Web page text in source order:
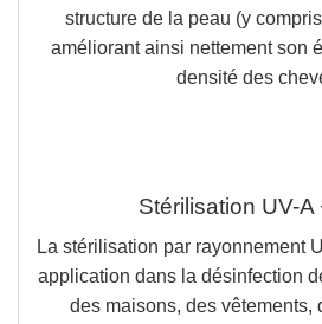
structure de la peau (y
améliorant ainsi nettement son
densité des
Stérilisation UV-A
La stérilisation par rayonnement
application dans la désinfection
des maisons, des vêtements,